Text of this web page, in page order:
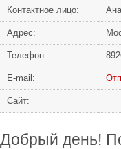
Контактное лицо:
Адрес:
Телефон:
Е-mail:
Сайт:
Дoбpый дeнь!